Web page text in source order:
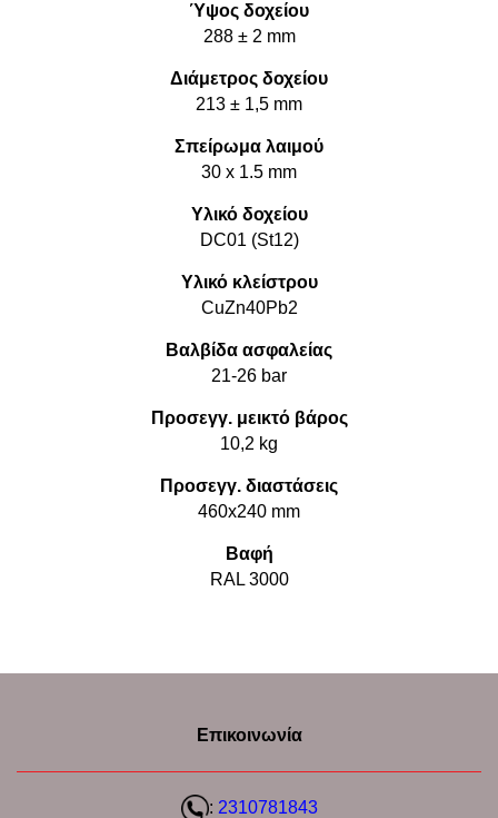
Ύψος δοχείου
288 ± 2 mm
Διάμετρος δοχείου
213 ± 1,5 mm
Σπείρωμα λαιμού
30 x 1.5 mm
Υλικό δοχείου
DC01 (St12)
Υλικό κλείστρου
CuZn40Pb2
Βαλβίδα ασφαλείας
21-26 bar
Προσεγγ. μεικτό βάρος
10,2 kg
Προσεγγ. διαστάσεις
460x240 mm
Βαφή
RAL 3000
Επικοινωνία
: 2310781843